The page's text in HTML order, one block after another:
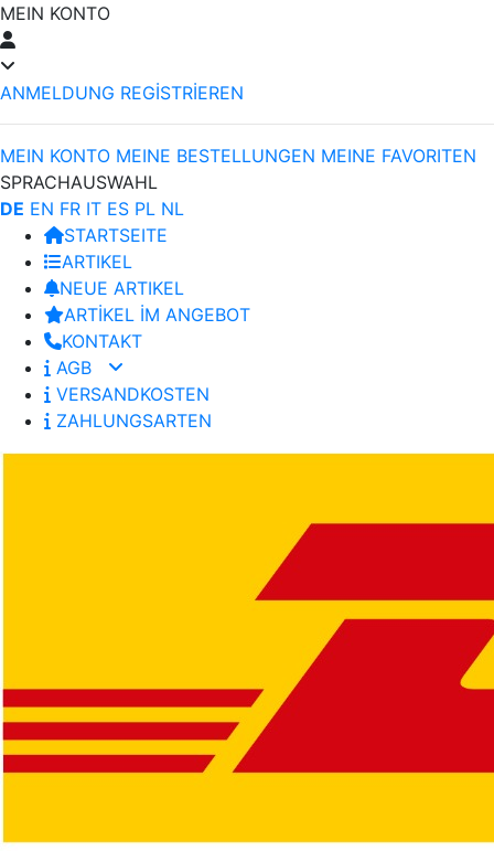
MEIN KONTO
ANMELDUNG REGİSTRİEREN
MEIN KONTO MEINE BESTELLUNGEN MEINE FAVORITEN
SPRACHAUSWAHL
DE EN FR IT ES PL NL
STARTSEITE
ARTIKEL
NEUE ARTIKEL
ARTİKEL İM ANGEBOT
KONTAKT
AGB
VERSANDKOSTEN
ZAHLUNGSARTEN